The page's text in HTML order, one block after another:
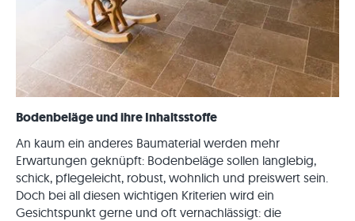
Bodenbeläge und ihre Inhaltsstoffe
An kaum ein anderes Baumaterial werden mehr
Erwartungen geknüpft: Bodenbeläge sollen langlebig,
schick, pflegeleicht, robust, wohnlich und preiswert sein.
Doch bei all diesen wichtigen Kriterien wird ein
Gesichtspunkt gerne und oft vernachlässigt: die